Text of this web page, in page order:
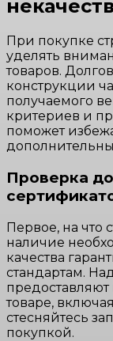
При покупке
уделять
товаров.
конструкции
получаемого
критериев и
поможет
Проверка
Первое, на что
наличие
качества
стандартам.
товаре,
стесняйтесь
покупкой.